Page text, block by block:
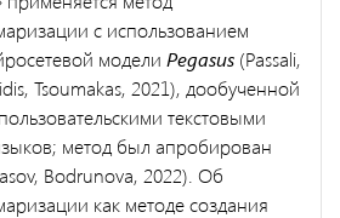
с использованием
модели Pegasus (Passali,
Tsoumakas, 2021), дообученной
текстовыми
метод был апробирован
Bodrunova, 2022). Об
как методе создания